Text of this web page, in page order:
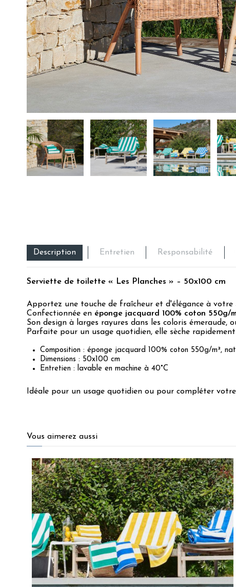
Description Entretien Responsabilité
Serviette de toilette « Les Planches » – 50x100 cm
Apportez une touche de fraîcheur et d'élégance à votre
Confectionnée en éponge jacquard 100% coton 550g/
Son design à larges rayures dans les coloris
Parfaite pour un usage quotidien, elle sèche
Composition : éponge jacquard 100% coton 550g/m²,
Dimensions : 50x100 cm
Entretien : lavable en machine à 40°C
Idéale pour un usage quotidien ou pour compléter
Basé sur12 avis soumis à un
contrôle
Voir tous les avis sur ce site
5étoiles
9
4étoiles
2
3étoiles
0
2étoiles
0
1étoile 1
Trier les avis
Vous aimerez aussi